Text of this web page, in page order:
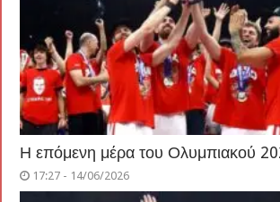
Η επόμενη μέρα του Ολυμπιακού
17:27 - 14/06/2026